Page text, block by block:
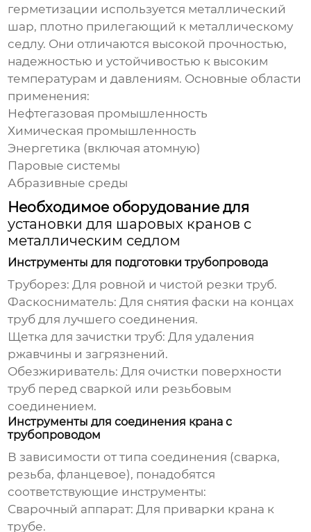
герметизации используется металлический
шар, плотно прилегающий к металлическому
седлу. Они отличаются высокой прочностью,
надежностью и устойчивостью к высоким
температурам и давлениям. Основные области
применения:
Нефтегазовая промышленность
Химическая промышленность
Энергетика (включая атомную)
Паровые системы
Абразивные среды
Необходимое оборудование для
установки для шаровых кранов с
металлическим седлом
Инструменты для подготовки трубопровода
Труборез: Для ровной и чистой резки труб.
Фаскосниматель: Для снятия фаски на концах
труб для лучшего соединения.
Щетка для зачистки труб: Для удаления
ржавчины и загрязнений.
Обезжириватель: Для очистки поверхности
труб перед сваркой или резьбовым
соединением.
Инструменты для соединения крана с
трубопроводом
В зависимости от типа соединения (сварка,
резьба, фланцевое), понадобятся
соответствующие инструменты:
Сварочный аппарат: Для приварки крана к
трубе.